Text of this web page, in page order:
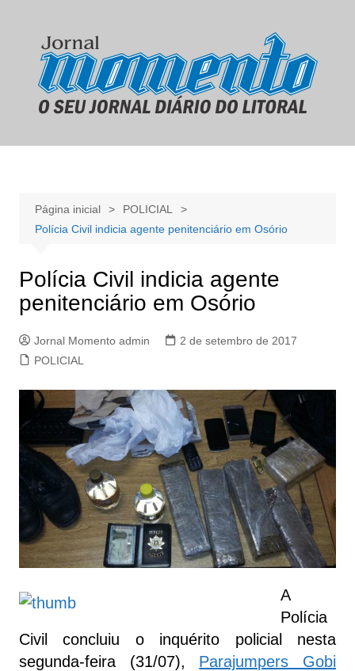
conteúdo
Página inicial
POLICIAL
Polícia Civil indicia agente penitenciário em Osório
Polícia Civil indicia agente
penitenciário em Osório
Jornal Momento admin
2 de setembro de 2017
POLICIAL
A
Polícia
Civil concluiu o inquérito policial nesta
segunda-feira (31/07), Parajumpers Gobi